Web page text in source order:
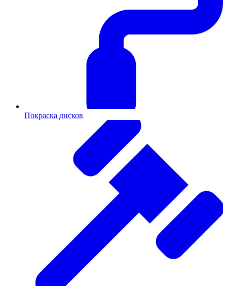
Покраска дисков